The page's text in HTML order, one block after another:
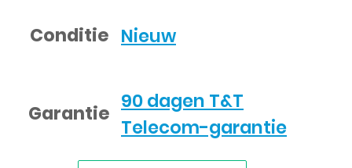
Conditie Nieuw
Garantie
90 dagen T&T
Telecom-garantie